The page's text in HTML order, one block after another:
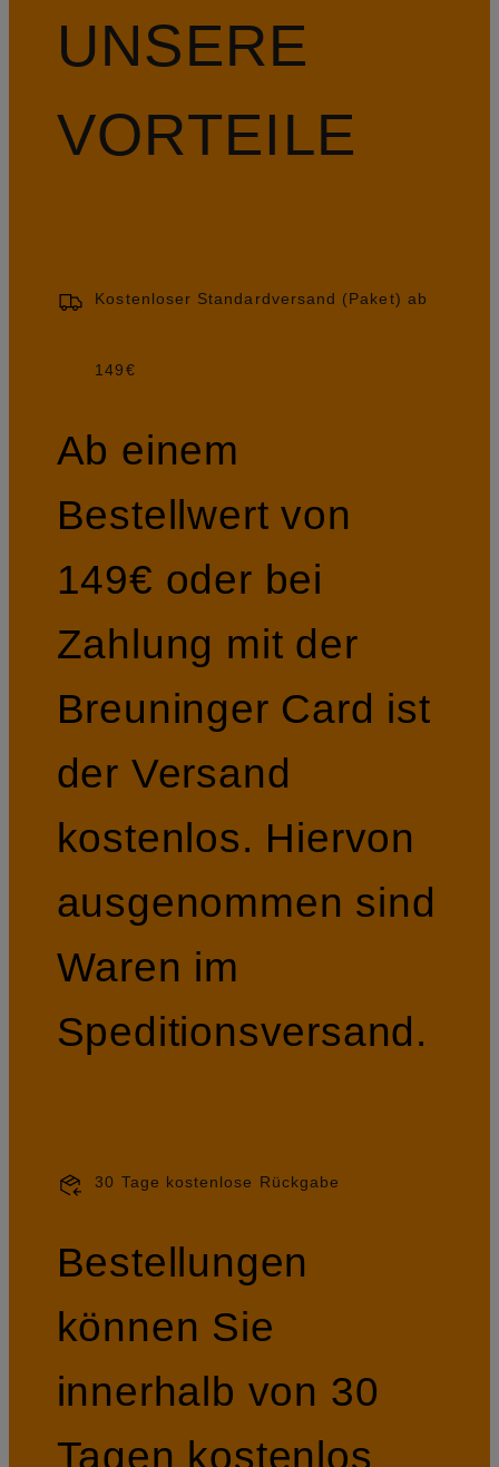
UNSERE
VORTEILE
Kostenloser Standardversand (Paket) ab
149€
Ab einem
Bestellwert von
149€ oder bei
Zahlung mit der
Breuninger Card ist
der Versand
kostenlos. Hiervon
ausgenommen sind
Waren im
Speditionsversand.
30 Tage kostenlose Rückgabe
Bestellungen
können Sie
innerhalb von 30
Tagen kostenlos